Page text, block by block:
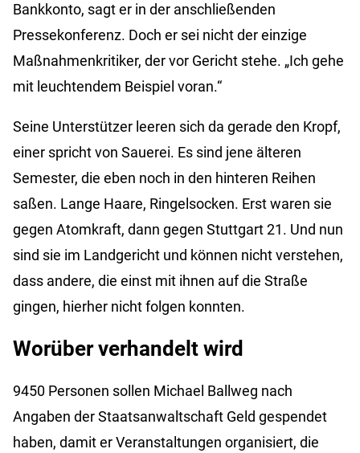
Bankkonto, sagt er in der anschließenden
Pressekonferenz. Doch er sei nicht der einzige
Maßnahmenkritiker, der vor Gericht stehe. „Ich gehe
mit leuchtendem Beispiel voran.“
Seine Unterstützer leeren sich da gerade den Kropf,
einer spricht von Sauerei. Es sind jene älteren
Semester, die eben noch in den hinteren Reihen
saßen. Lange Haare, Ringelsocken. Erst waren sie
gegen Atomkraft, dann gegen Stuttgart 21. Und nun
sind sie im Landgericht und können nicht verstehen,
dass andere, die einst mit ihnen auf die Straße
gingen, hierher nicht folgen konnten.
Worüber verhandelt wird
9450 Personen sollen Michael Ballweg nach
Angaben der Staatsanwaltschaft Geld gespendet
haben, damit er Veranstaltungen organisiert, die